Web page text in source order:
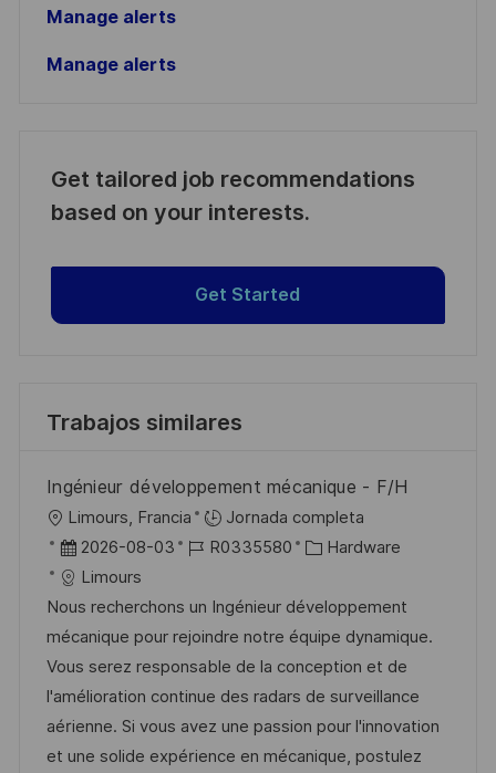
Manage alerts
Manage alerts
Get tailored job recommendations
based on your interests.
Get Started
Trabajos similares
Ingénieur développement mécanique - F/H
U
b
c
a
c
i
ó
n
Limours, Francia
Jornada completa
F
e
c
h
a
d
e
p
2026-08-03
I
d
e
e
m
p
l
R0335580
C
t
e
g
o
r
í
Hardware
Limours
Nous recherchons un Ingénieur développement
mécanique pour rejoindre notre équipe dynamique.
Vous serez responsable de la conception et de
l'amélioration continue des radars de surveillance
aérienne. Si vous avez une passion pour l'innovation
et une solide expérience en mécanique, postulez